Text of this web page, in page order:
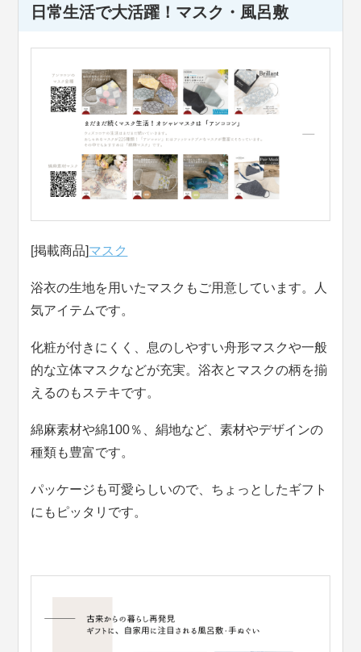
日常生活で大活躍！マスク・風呂敷
[掲載商品]マスク
浴衣の生地を用いたマスクもご用意しています。人
気アイテムです。
化粧が付きにくく、息のしやすい舟形マスクや一般
的な立体マスクなどが充実。浴衣とマスクの柄を揃
えるのもステキです。
綿麻素材や綿100％、絹地など、素材やデザインの
種類も豊富です。
パッケージも可愛らしいので、ちょっとしたギフト
にもピッタリです。